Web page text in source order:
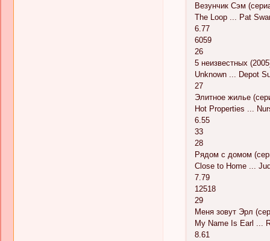
Везунчик Сэм
The Loop ... Pat
6.77
6059
26
5 неизвестных
Unknown ... Depot
27
Элитное жилье
Hot Properties ...
6.55
33
28
Рядом с домом
Close to Home ...
7.79
12518
29
Меня зовут Эрл
My Name Is Earl ...
8.61